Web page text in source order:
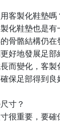
客製化鞋墊嗎
化鞋墊也是有
骨骼結構仍
好地發展足部
而變化，客
保足部得到良
寸？
很重要，要確